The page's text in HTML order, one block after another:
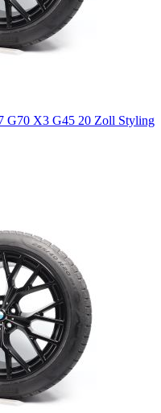
G70 X3 G45 20 Zoll Styling